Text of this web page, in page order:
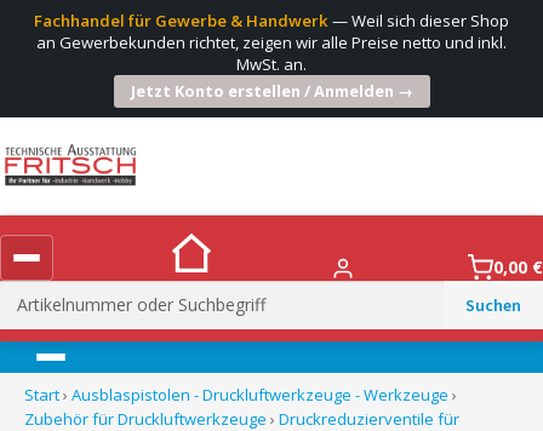
Fachhandel für Gewerbe & Handwerk— Weil sich dieser Shop
an Gewerbekunden richtet, zeigen wir alle Preise netto und inkl.
MwSt. an.
Jetzt Konto erstellen / Anmelden →
Suchen
nach:
0,00 €
Menü
Start› Ausblaspistolen - Druckluftwerkzeuge - Werkzeuge ›
Zubehör für Druckluftwerkzeuge › Druckreduzierventile für